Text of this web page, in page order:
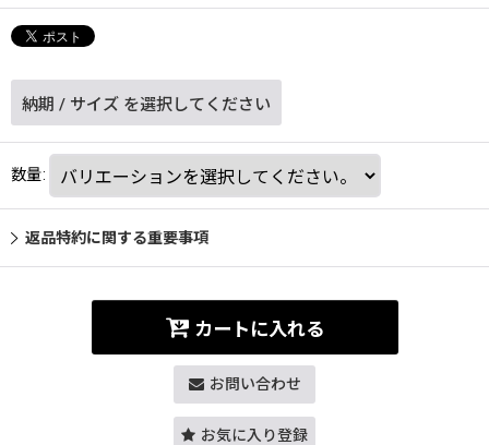
納期 / サイズ を選択してください
数量:
返品特約に関する重要事項
カートに入れる
お問い合わせ
お気に入り登録